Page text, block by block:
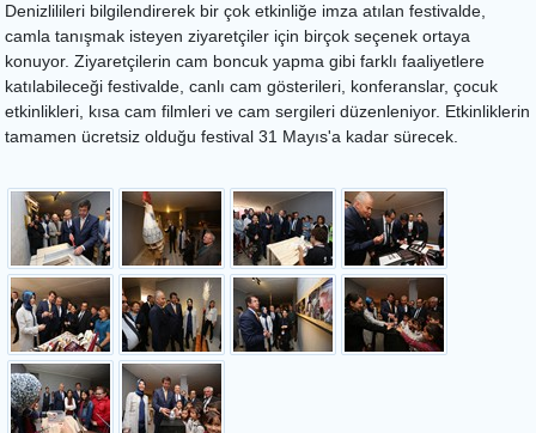
Denizlilileri bilgilendirerek bir çok etkinliğe imza atılan festivalde,
camla tanışmak isteyen ziyaretçiler için birçok seçenek ortaya
konuyor. Ziyaretçilerin cam boncuk yapma gibi farklı faaliyetlere
katılabileceği festivalde, canlı cam gösterileri, konferanslar, çocuk
etkinlikleri, kısa cam filmleri ve cam sergileri düzenleniyor. Etkinliklerin
tamamen ücretsiz olduğu festival 31 Mayıs'a kadar sürecek.